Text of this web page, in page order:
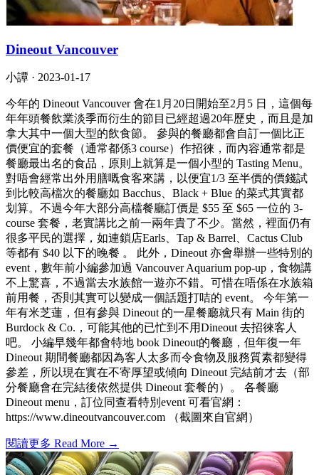
Dineout Vancouver
小譚 · 2023-01-17
今年的 Dineout Vancouver 會在1月20日開始至2月5 日，這個每
年年頭餐飲業淡季而衍生的節目已經超過20年歷史，而且是加
拿大其中一個大型的飲食節。 參與的餐廳都會自訂一個比正
價便宜的套餐（通常都係3 course）作招徠，而內容通常都是
餐廳最出名的食品，原則上就算是一個小型的 Tasting Menu。
對唔會經常出外用膳嘅食客來講，以便宜1/3 至半價的價錢試
到比較高檔次的餐廳如 Bacchus、Black + Blue 的菜式其實都
划算。不過今年大部分高檔餐廳訂價是 $55 至 $65 一位的 3-
course 套餐，老實講比之前一兩年貴了不少。當然，裡面仍有
很多平民的選擇，如連鎖店Earls、Tap & Barrel、Cactus Club
等都有 $40 以下的晚餐 。 此外，Dineout 亦會舉辦一些特別的
event，數年前小編參加過 Vancouver Aquarium pop-up，食物講
不上驚喜，不過當去水族館一遊亦不錯。可惜在唔係在水族箱
前用餐，否則其實可以變成一個話題打咭的 event。 今年第一
年有米芝蓮，但有參與 Dineout 的一星餐廳就只有 Main 街的
Burdock & Co.，可能其他的已忙到不用Dineout 去招徠客人
吧。 小編早幾年都會特地 book Dineout的餐廳，但年復一年
Dineout 期間餐廳都因為客人太多而令食物及服務質素都變得
參差，所以現在實在不寄厚望或傾向 Dineout 完結前才去（部
分餐廳會在完結後依然提供 Dineout 套餐的）。 各餐廳
Dineout menu，訂位同查看特別event 可看官網：
https://www.dineoutvancouver.com （截圖來自官網）
閱讀更多 Read More →